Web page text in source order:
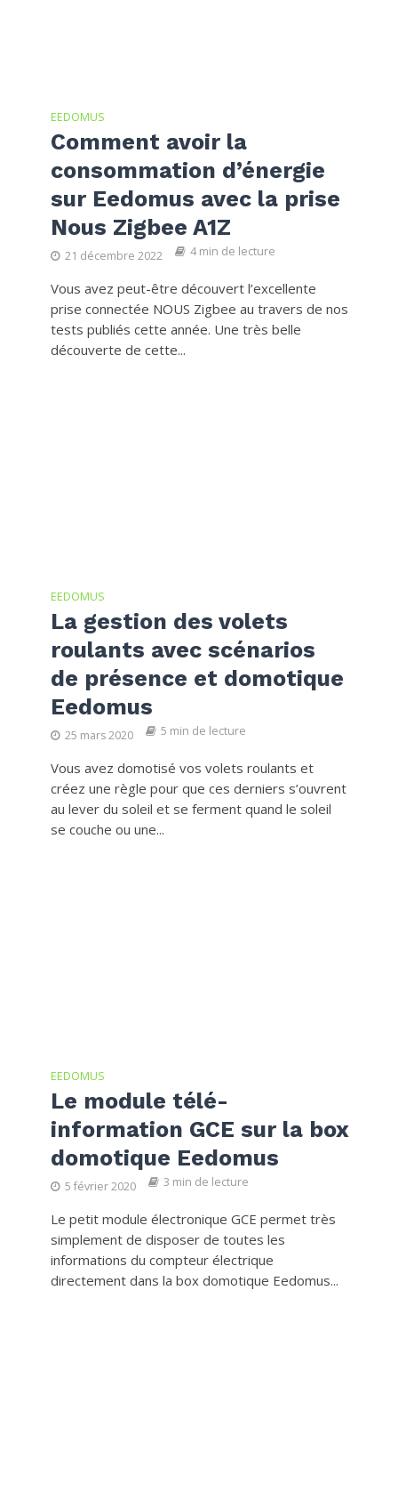
EEDOMUS
Comment avoir la
consommation d’énergie
sur Eedomus avec la prise
Nous Zigbee A1Z
21 décembre 2022 4 min de lecture
Vous avez peut-être découvert l’excellente
prise connectée NOUS Zigbee au travers de nos
tests publiés cette année. Une très belle
découverte de cette...
EEDOMUS
La gestion des volets
roulants avec scénarios
de présence et domotique
Eedomus
25 mars 2020 5 min de lecture
Vous avez domotisé vos volets roulants et
créez une règle pour que ces derniers s’ouvrent
au lever du soleil et se ferment quand le soleil
se couche ou une...
EEDOMUS
Le module télé-
information GCE sur la box
domotique Eedomus
5 février 2020 3 min de lecture
Le petit module électronique GCE permet très
simplement de disposer de toutes les
informations du compteur électrique
directement dans la box domotique Eedomus...